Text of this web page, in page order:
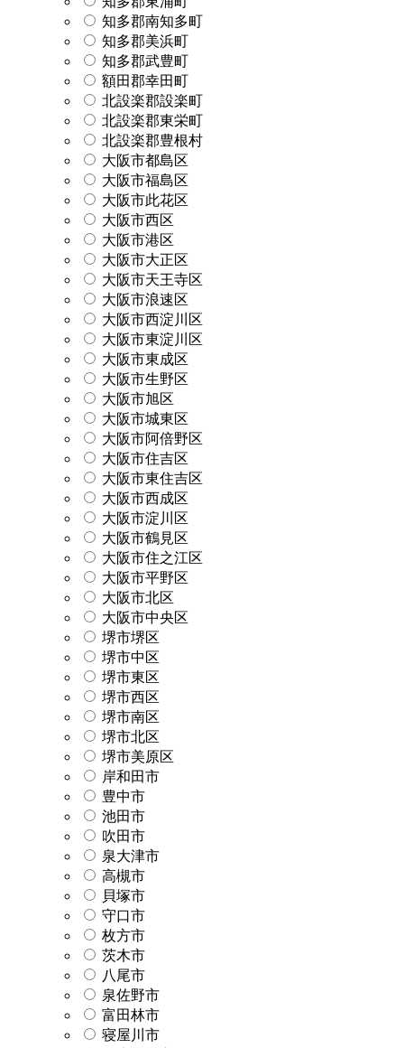
知多郡南知多町
知多郡美浜町
知多郡武豊町
額田郡幸田町
北設楽郡設楽町
北設楽郡東栄町
北設楽郡豊根村
大阪市都島区
大阪市福島区
大阪市此花区
大阪市西区
大阪市港区
大阪市大正区
大阪市天王寺区
大阪市浪速区
大阪市西淀川区
大阪市東淀川区
大阪市東成区
大阪市生野区
大阪市旭区
大阪市城東区
大阪市阿倍野区
大阪市住吉区
大阪市東住吉区
大阪市西成区
大阪市淀川区
大阪市鶴見区
大阪市住之江区
大阪市平野区
大阪市北区
大阪市中央区
堺市堺区
堺市中区
堺市東区
堺市西区
堺市南区
堺市北区
堺市美原区
岸和田市
豊中市
池田市
吹田市
泉大津市
高槻市
貝塚市
守口市
枚方市
茨木市
八尾市
泉佐野市
富田林市
寝屋川市